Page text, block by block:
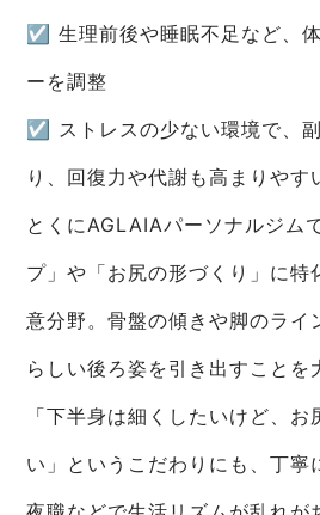
☑ 生理前後や睡眠不足など、
ーを調整
☑ ストレスの少ない環境で、
り、回復力や代謝も高まりやす
とくにAGLAIAパーソナルジム
プ」や「お尻の形づくり」に特
意分野。骨盤の傾きや脚のライ
らしい後ろ姿を引き出すことを
「下半身は細くしたいけど、
い」というこだわりにも、丁寧